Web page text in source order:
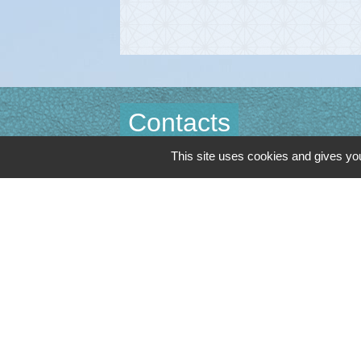
Contacts
Commune de Cambon d'Albi
4, place de la Mairie
This site uses cookies and gives